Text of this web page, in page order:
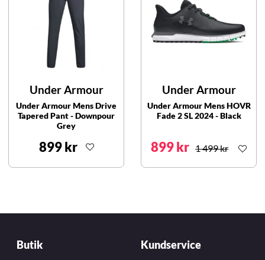
Under Armour
Under Armour Mens Drive
Tapered Pant - Downpour
Grey
899 kr
Under Armour
Under Armour Mens HOVR
Fade 2 SL 2024 - Black
899 kr 1 499 kr
Butik Kundservice